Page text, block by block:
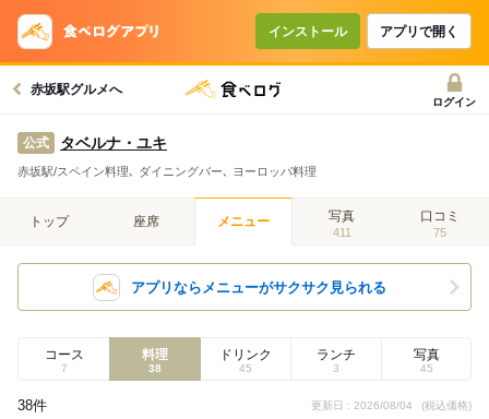
インストール アプリで開く
赤坂駅グルメへ
ログイン
公式 タベルナ・ユキ
赤坂駅/スペイン料理､ ダイニングバー､ ヨーロッパ料理
トップ 座席 メニュー 写真
411
口コミ
75
アプリならメニューがサクサク見られる
コース
7
料理
38
ドリンク
45
ランチ
3
写真
45
38件 更新日 : 2026/08/04 (税込価格)